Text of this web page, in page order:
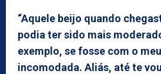
“Aquele beijo quando
podia ter sido mais
exemplo, se fosse com o
incomodada. Aliás, até te